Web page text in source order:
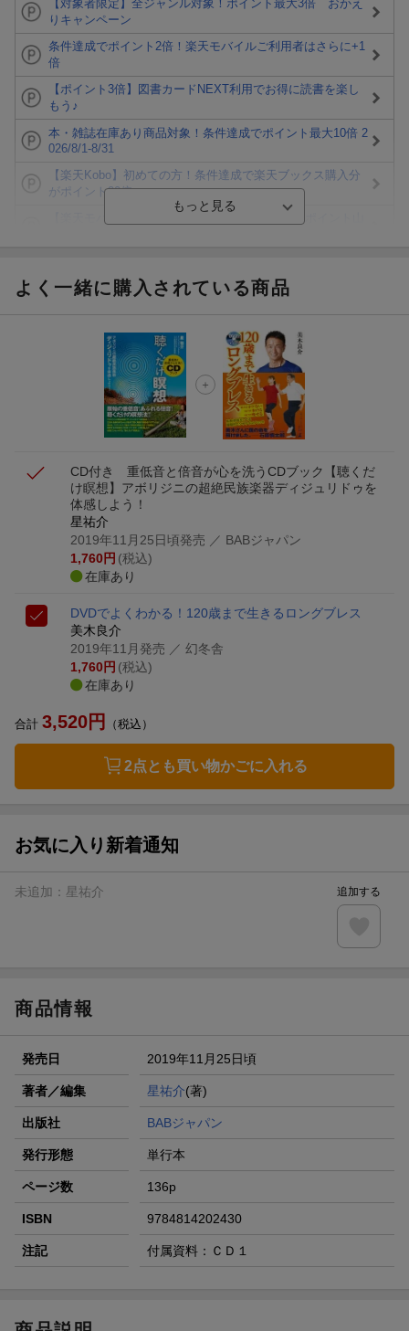
【対象者限定】全ジャンル対象！ポイント最大3倍 おかえ
りキャンペーン
条件達成でポイント2倍！楽天モバイルご利用者はさらに+1
倍
【ポイント3倍】図書カードNEXT利用でお得に読書を楽し
もう♪
本・雑誌在庫あり商品対象！条件達成でポイント最大10倍 2
026/8/1-8/31
【楽天Kobo】初めての方！条件達成で楽天ブックス購入分
がポイント20倍
ト山分け
エントリー＆3,000円以上購入で無料データSIM（3GB/月プ
ラン）が当たる！
楽天モバイル紹介キャンペーンの拡散で300円OFFクーポン
よく一緒に購入されている商品
CD付き 重低音と倍音が心を洗うCDブック【聴くだ
け瞑想】 アボリジニの超絶民族楽器ディジュリドゥを
体感しよう！
星祐介
2019年11月25日頃発売 ／ BABジャパン
1,760円 (税込)
在庫あり
DVDでよくわかる！120歳まで生きるロングブレス
美木良介
2019年11月発売 ／ 幻冬舎
1,760円 (税込)
在庫あり
合計 3,520円 （税込）
2点とも買い物かごに入れる
お気に入り新着通知
未追加： 星祐介 追加する
商品情報
発売日 2019年11月25日頃
著者／編集 星祐介(著)
出版社 BABジャパン
発行形態 単行本
ページ数 136p
ISBN 9784814202430
注記 付属資料：ＣＤ１